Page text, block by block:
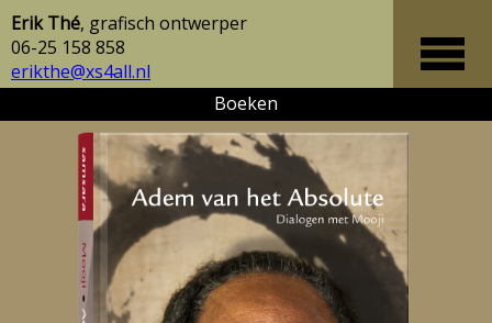
Erik Thé, grafisch ontwerper
06-25 158 858
erikthe@xs4all.nl
Boeken